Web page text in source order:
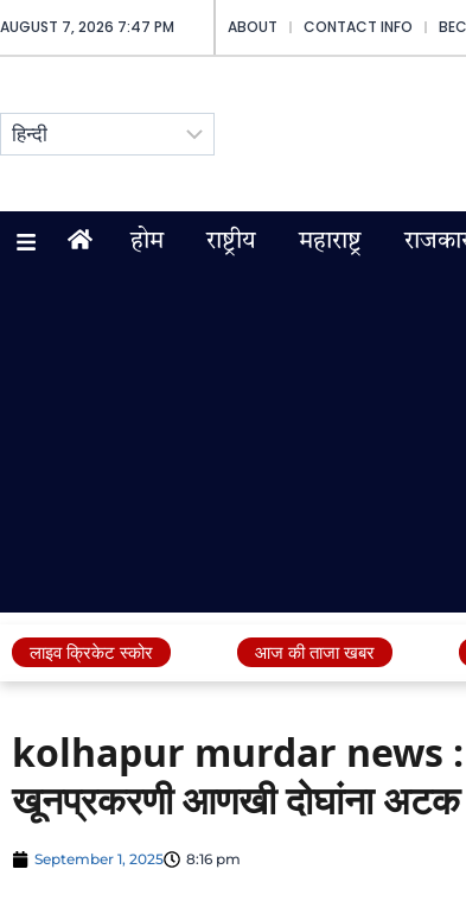
AUGUST 7, 2026 7:47 PM ABOUT CONTACT INFO
होम राष्ट्रीय महाराष्ट्र
लाइव क्रिकेट स्कोर आज की ताजा खबर
kolhapur murdar news :
खूनप्रकरणी आणखी दोघांना अटक
September 1, 2025 8:16 pm